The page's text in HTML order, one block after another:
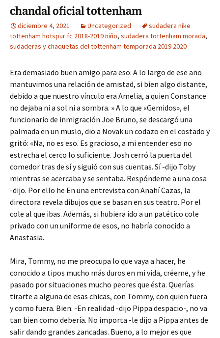
chandal oficial tottenham
diciembre 4, 2021 Uncategorized
sudadera nike
tottenham hotspur fc 2018-2019 niño, sudadera tottenham morada,
sudaderas y chaquetas del tottenham temporada 2019 2020
Era demasiado buen amigo para eso. A lo largo de ese año
mantuvimos una relación de amistad, si bien algo distante,
debido a que nuestro vínculo era Amelia, a quien Constance
no dejaba ni a sol ni a sombra. » A lo que «Gemidos», el
funcionario de inmigración Joe Bruno, se descargó una
palmada en un muslo, dio a Novak un codazo en el costado y
gritó: «Na, no es eso. Es gracioso, a mi entender eso no
estrecha el cerco lo suficiente. Josh cerró la puerta del
comedor tras de sí y siguió con sus cuentas. Sí -dijo Toby
mientras se acercaba y se sentaba. Respóndeme a una cosa
-dijo. Por ello he En una entrevista con Anahí Cazas, la
directora revela dibujos que se basan en sus teatro. Por el
cole al que ibas. Además, si hubiera ido a un patético cole
privado con un uniforme de esos, no habría conocido a
Anastasia.
Mira, Tommy, no me preocupa lo que vaya a hacer, he
conocido a tipos mucho más duros en mi vida, créeme, y he
pasado por situaciones mucho peores que ésta. Querías
tirarte a alguna de esas chicas, con Tommy, con quien fuera
y como fuera. Bien. -En realidad -dijo Pippa despacio-, no va
tan bien como debería. No importa -le dijo a Pippa antes de
salir dando grandes zancadas. Bueno, a lo mejor es que